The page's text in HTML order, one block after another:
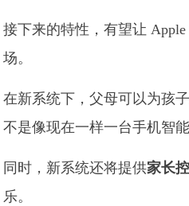
接下来的特性，有望让
场。
在新系统下，父母可以为孩
不是像现在一样一台手机智
同时，新系统还将提供家长
乐。